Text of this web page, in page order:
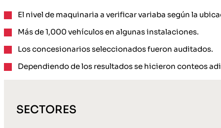
El nivel de maquinaria a verificar variaba según la
Más de 1,000 vehículos en algunas instalaciones.
Los concesionarios seleccionados fueron auditados.
Dependiendo de los resultados se hicieron conteos
SECTORES